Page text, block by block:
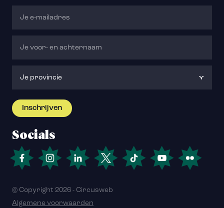
Socials
© Copyright 2026 - Circusweb
Algemene voorwaarden